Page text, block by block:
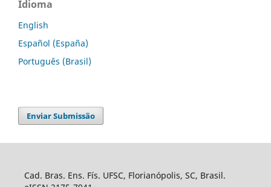
Idioma
English
Español (España)
Português (Brasil)
Enviar Submissão
Cad. Bras. Ens. Fís. UFSC, Florianópolis, SC, Brasil.